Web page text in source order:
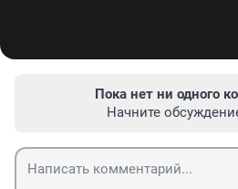
Пока нет ни одного
Начните